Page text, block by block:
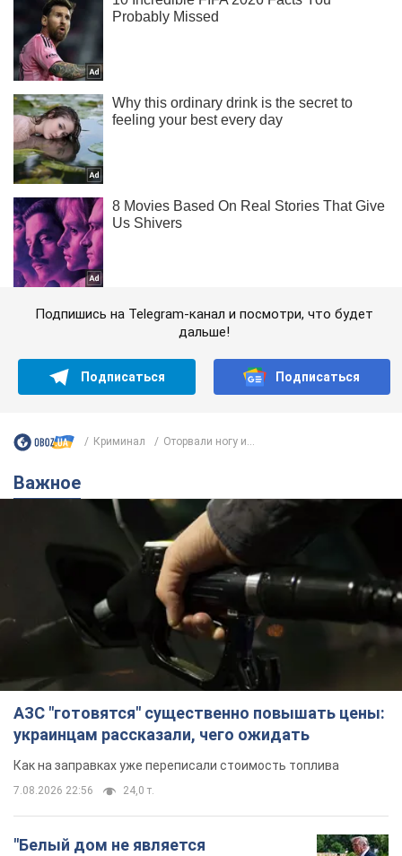
Подпишись на Telegram-канал и посмотри, что будет
дальше!
Подписаться Подписаться
Криминал Оторвали ногу и...
Важное
АЗС "готовятся" существенно повышать цены:
украинцам рассказали, чего ожидать
Как на заправках уже переписали стоимость топлива
7.08.2026 22:56 24,0 т.
"Белый дом не является